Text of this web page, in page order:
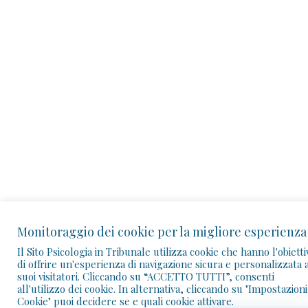
Monitoraggio dei cookie per la migliore esperienza
Il Sito Psicologia in Tribunale utilizza cookie che hanno
di offrire un'esperienza di navigazione sicura e personalizzata
suoi visitatori. Cliccando su “ACCETTO TUTTI”, consenti
all'utilizzo dei cookie. In alternativa, cliccando su "Impostazioni
Cookie" puoi decidere se e quali cookie attivare.
📰 Articoli ✉️ Assistenza